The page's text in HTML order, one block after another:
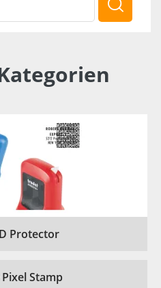
Protector
Stamp